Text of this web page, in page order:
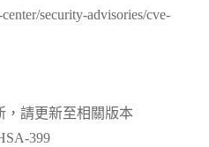
security-advisories/cve-
，請更新至相關版本
399